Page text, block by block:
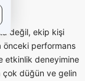
değil, ekip kişi
önceki performans
etkinlik deneyimine
çok düğün ve gelin